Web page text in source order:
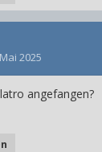
2025
angefangen?